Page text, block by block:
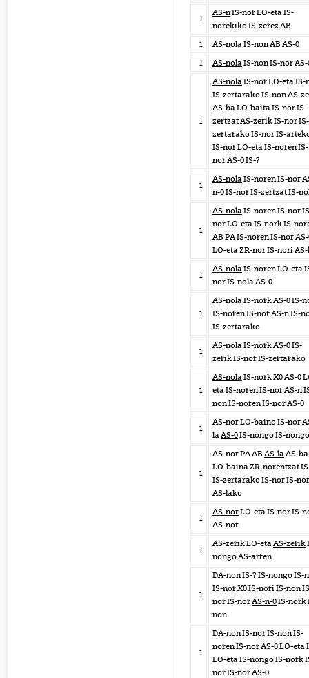
1
AS-nIS-nor LO-eta IS-
norekiko IS-zerez AB
1
AS-nolaIS-non AB AS-0
1
AS-nolaIS-non IS-nor AS-
1
AS-nolaIS-nor LO-eta IS-
IS-zertarako IS-non AS-
AS-ba LO-baita IS-nor IS-
zertzat AS-zerik IS-nor IS-
zertarako IS-nor IS-
IS-nor LO-eta IS-noren IS-
nor AS-0 IS-?
1
AS-nolaIS-noren IS-nor
n-0 IS-nor IS-zertzat IS-
1
AS-nolaIS-noren IS-nor
nor LO-eta IS-nork IS-
AB PA IS-noren IS-nor
LO-eta ZR-nor IS-nori
1
AS-nolaIS-noren LO-eta
nor IS-nola AS-0
1
AS-nolaIS-nork AS-0 IS-
IS-noren IS-nor AS-n IS-
IS-zertarako
1
AS-nolaIS-nork AS-0 IS-
zerik IS-nor IS-zertarako
1
AS-nolaIS-nork X0 AS-0
eta IS-noren IS-nor AS-n
non IS-noren IS-nor AS-0
1
AS-nor LO-baino IS-nor
laAS-0IS-nongo IS-nongo
1
AS-nor PA AB AS-laAS-ba
LO-baina ZR-norentzat
IS-zertarako IS-nor IS-
AS-lako
1
AS-norLO-eta IS-nor IS-
AS-nor
1
AS-zerik LO-etaAS-zerik
nongo AS-arren
1
DA-non IS-? IS-nongo IS-
IS-nor X0 IS-nori IS-non
nor IS-norAS-n-0IS-nork
non
1
DA-non IS-nor IS-non IS-
noren IS-norAS-0LO-eta
LO-eta IS-nongo IS-nork
nor IS-nor AS-0